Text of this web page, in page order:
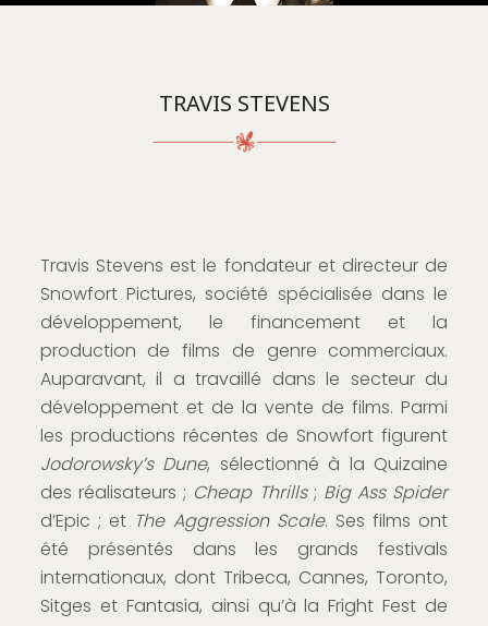
TRAVIS STEVENS
Travis Stevens est le fondateur et directeur de
Snowfort Pictures, société spécialisée dans le
développement, le financement et la
production de films de genre commerciaux.
Auparavant, il a travaillé dans le secteur du
développement et de la vente de films. Parmi
les productions récentes de Snowfort figurent
Jodorowsky’s Dune, sélectionné à la Quizaine
des réalisateurs ; Cheap Thrills; Big Ass Spider
d’Epic ; et The Aggression Scale. Ses films ont
été présentés dans les grands festivals
internationaux, dont Tribeca, Cannes, Toronto,
Sitges et Fantasia, ainsi qu’à la Fright Fest de